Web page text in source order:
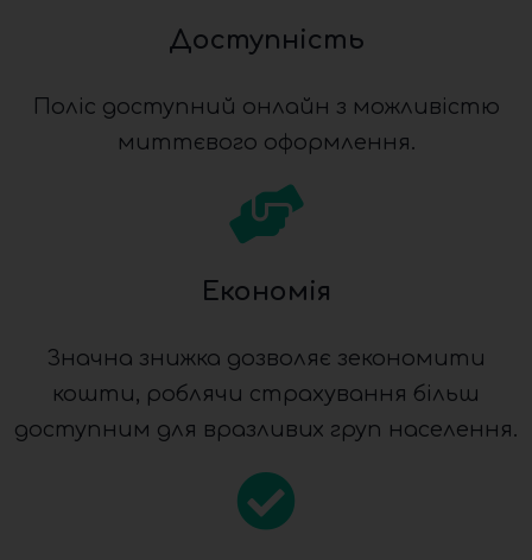
Доступність
Поліс доступний онлайн з можливістю
миттєвого оформлення.
Економія
Значна знижка дозволяє зекономити
кошти, роблячи страхування більш
доступним для вразливих груп населення.